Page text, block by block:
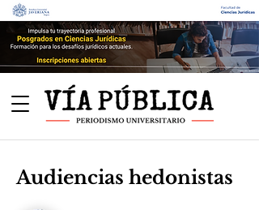
Audiencias hedonistas